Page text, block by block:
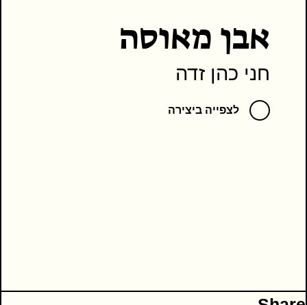
אבל לא בגלל הבעייתיות של המסר הפוליטי.
מה כוחה של אמנות טובה?
אבן מאוסה
חני כהן זדה
לצפייה ביצירה